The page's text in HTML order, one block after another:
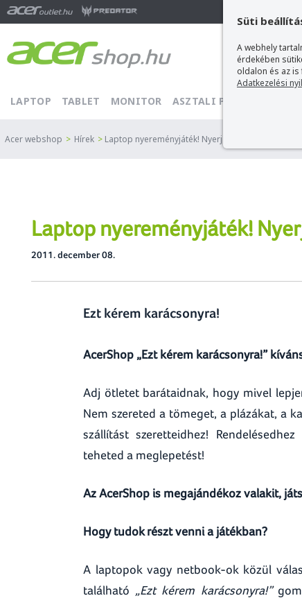
Süti
A webhely
érdekében
oldalon és az
Adatkezelési
LAPTOP TABLET MONITOR ASZTALI PC
Acer webshop > Hírek > Laptop nyereményjáték! Nyerj tőlünk karácsonyra
Laptop nyereményjáték!
2011. december 08.
Ezt kérem karácsonyra!
AcerShop „Ezt kérem karácsonyra!”
Adj ötletet barátaidnak, hogy mivel
Nem szereted a tömeget, a plázákat, a
szállítást szeretteidhez!
teheted a meglepetést!
Az AcerShop is megajándékoz valakit,
Hogy tudok részt venni a játékban?
A laptopok vagy netbook-ok közül
található „Ezt kérem karácsonyra!”